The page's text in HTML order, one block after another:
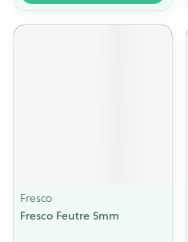
Fresco
Fresco Feutre 5mm